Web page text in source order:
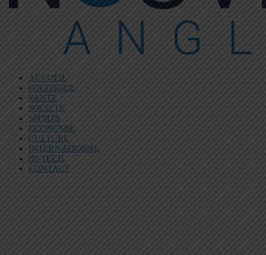
ACCUEIL
POLITIQUE
SANTE
SOCIETE
SPORTS
ECONOMIE
CULTURE
INTERNATIONAL
HI-TECH
CONTACT